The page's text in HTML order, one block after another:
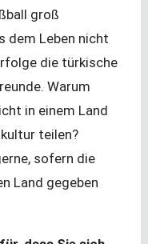
groß
dem Leben nicht
die türkische
Warum
in einem Land
teilen?
sofern die
Land gegeben